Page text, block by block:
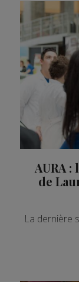
AURA
de
La dernière